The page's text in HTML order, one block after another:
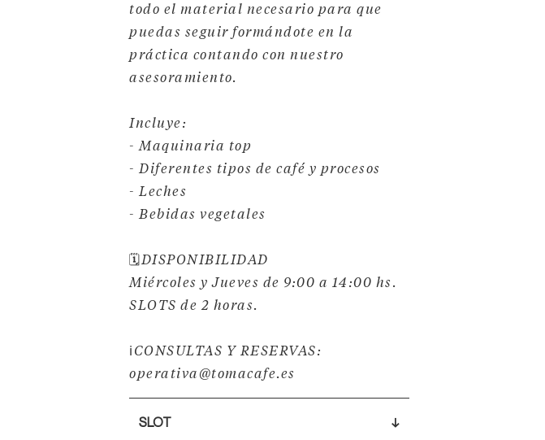
todo el material necesario para que
puedas seguir formándote en la
práctica contando con nuestro
asesoramiento.
Incluye:
- Maquinaria top
- Diferentes tipos de café y procesos
- Leches
- Bebidas vegetales
🗓️DISPONIBILIDAD
Miércoles y Jueves de 9:00 a 14:00 hs.
SLOTS de 2 horas.
ℹ️CONSULTAS Y RESERVAS:
operativa@tomacafe.es
SLOT ↓